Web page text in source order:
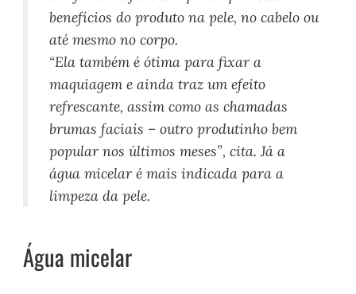
benefícios do produto na pele, no cabelo ou
até mesmo no corpo.
“Ela também é ótima para fixar a
maquiagem e ainda traz um efeito
refrescante, assim como as chamadas
brumas faciais – outro produtinho bem
popular nos últimos meses”, cita. Já a
água micelaré mais indicada para a
limpeza da pele.
Água micelar